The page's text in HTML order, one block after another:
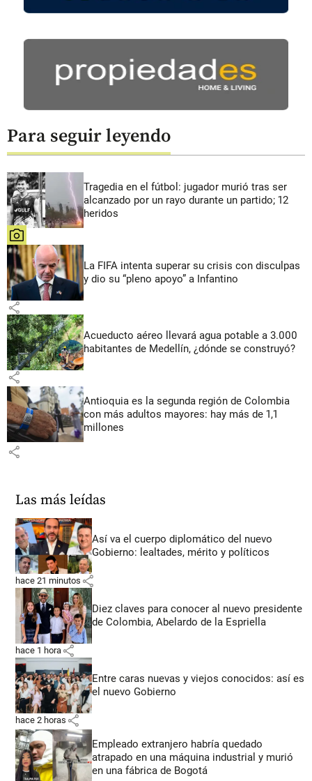
Para seguir leyendo
Tragedia en el fútbol: jugador murió tras ser
alcanzado por un rayo durante un partido; 12
heridos
share
La FIFA intenta superar su crisis con disculpas
y dio su “pleno apoyo” a Infantino
share
Acueducto aéreo llevará agua potable a 3.000
habitantes de Medellín, ¿dónde se construyó?
share
Antioquia es la segunda región de Colombia
con más adultos mayores: hay más de 1,1
millones
share
Las más leídas
Así va el cuerpo diplomático del nuevo
Gobierno: lealtades, mérito y políticos
hace 21 minutos share
Diez claves para conocer al nuevo presidente
de Colombia, Abelardo de la Espriella
hace 1 hora share
Entre caras nuevas y viejos conocidos: así es
el nuevo Gobierno
hace 2 horas share
Empleado extranjero habría quedado
atrapado en una máquina industrial y murió
en una fábrica de Bogotá